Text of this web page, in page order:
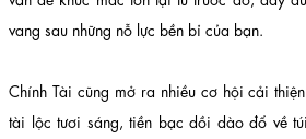
vang sau những nỗ lực bền bỉ của bạn.
Chính Tài cũng mở ra nhiều cơ hội cải
tài lộc tươi sáng, tiền bạc dồi dào đổ về